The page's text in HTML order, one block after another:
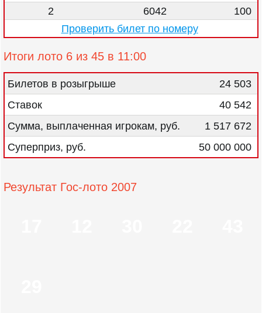
2
6042
100
Проверить билет по номеру
Итоги лото 6 из 45 в 11:00
Билетов в розыгрыше
24 503
Ставок
40 542
Сумма, выплаченная игрокам, руб.
1 517 672
Суперприз, руб.
50 000 000
Результат Гос-лото 2007